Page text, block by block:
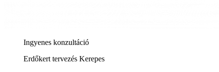
Ingyenes konzultáció
Erdőkert tervezés Kerepes